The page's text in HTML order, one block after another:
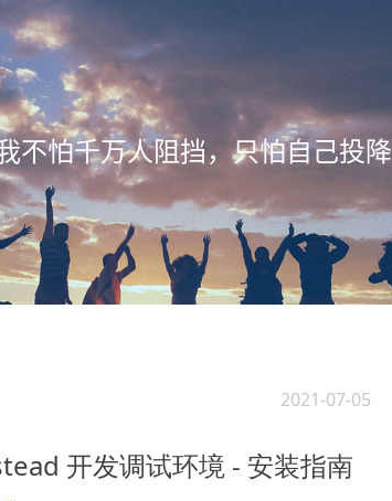
不怕千万人阻挡，只怕自己投降
2021-07-05
开发调试环境 - 安装指南